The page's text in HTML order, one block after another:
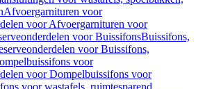
Afvoergarnituren voor
voor Afvoergarnituren voor
voor BuissifonsBuissifons,
voor Buissifons,
voor
voor Dompelbuissifons voor
voor wastafels, ruimtesparend